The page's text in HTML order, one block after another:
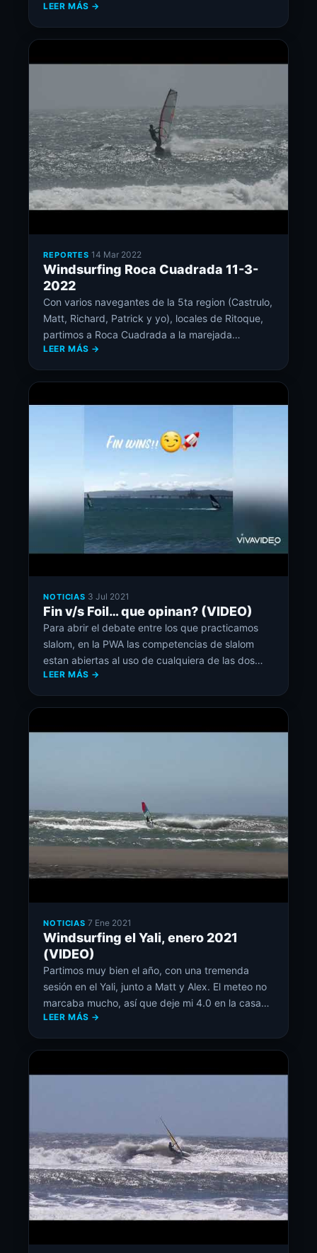
120 lts y 7.5 navegué como 2 horas, pasado en
las rachas, pero bien armado la 7.5. El finde se
viene ola en ritoque
A
LEER MÁS →
REPORTES 14 Mar 2022
Windsurfing Roca Cuadrada 11-3-
2022
Con varios navegantes de la 5ta region (Castrulo,
Matt, Richard, Patrick y yo), locales de Ritoque,
partimos a Roca Cuadrada a la marejada
anunciada. Tremendas olotas nos recibieron en la
suerte sin problemas y ceñimos como 30 min
LEER MÁS →
NOTICIAS 3 Jul 2021
Fin v/s Foil… que opinan? (VIDEO)
Para abrir el debate entre los que practicamos
slalom, en la PWA las competencias de slalom
estan abiertas al uso de cualquiera de las dos
opciones, cosa que le da una gran versatilidad.
Yo aún no doy el paso a probar el foil… soy medio
purista para mis cosas, pero igual le daré la
LEER MÁS →
NOTICIAS ·7 Ene 2021
Windsurfing el Yali, enero 2021
(VIDEO)
Partimos muy bien el año, con una tremenda
sesión en el Yali, junto a Matt y Alex. El meteo no
marcaba mucho, así que deje mi 4.0 en la casa…
gran error, el viento estaba extremo, rachas de
ZORRO 4.8 y mi tabla de 85 […]
LEER MÁS →